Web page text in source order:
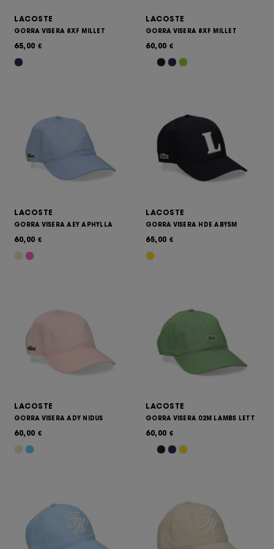
LACOSTE
GORRA VISERA 8XF MILLET
65,00 €
LACOSTE
GORRA VISERA 8XF MILLET
60,00 €
LACOSTE
GORRA VISERA AEY APHYLLA
60,00 €
LACOSTE
GORRA VISERA HDE ABYSM
65,00 €
LACOSTE
GORRA VISERA ADY NIDUS
60,00 €
LACOSTE
GORRA VISERA 02M LAMBS LETT
60,00 €